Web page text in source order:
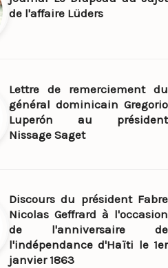
de l'affaire Lüders
Lettre de remerciement du
général dominicain Gregorio
Luperón au président
Nissage Saget
Discours du président Fabre
Nicolas Geffrard à l'occasion
de l'anniversaire de
l'indépendance d'Haïti le 1er
janvier 1863